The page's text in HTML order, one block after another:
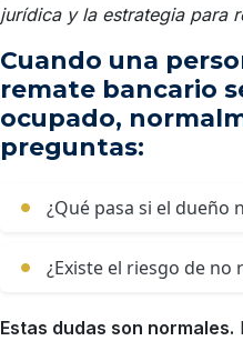
jurídica y la estrategia para
Cuando una
remate bancario
ocupado,
preguntas:
¿Qué pasa si el dueño
¿Existe el riesgo de
Estas dudas son normales.